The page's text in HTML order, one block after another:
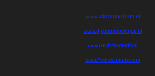
www.TakchitaKaftan.nl
www.djellababoutique.nl
www.TKdressmode.nl
www.Tkdressmode.com